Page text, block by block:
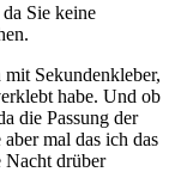
Sie keine
Sekundenkleber,
habe. Und ob
die Passung der
mal das ich das
Nacht drüber